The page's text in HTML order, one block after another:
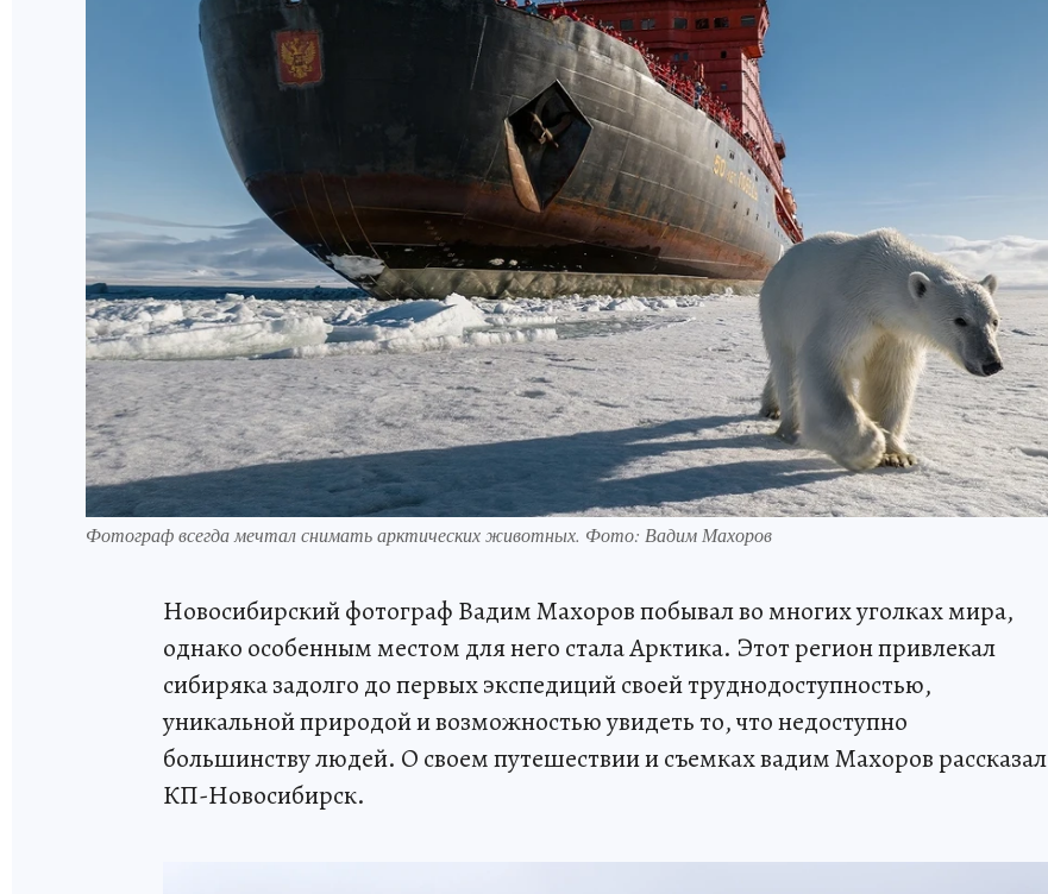
Фотограф всегда мечтал снимать арктических животных. Фото: Вадим Махоров
Новосибирский фотограф Вадим Махоров побывал во многих уголках мира,
однако особенным местом для него стала Арктика. Этот регион привлекал
сибиряка задолго до первых экспедиций своей труднодоступностью,
уникальной природой и возможностью увидеть то, что недоступно
большинству людей. О своем путешествии и съемках вадим Махоров рассказал
КП-Новосибирск.